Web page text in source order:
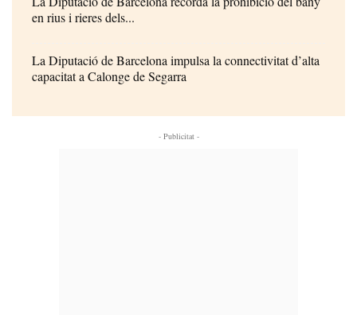
en rius i rieres dels...
La Diputació de Barcelona impulsa la connectivitat d’alta
capacitat a Calonge de Segarra
- Publicitat -